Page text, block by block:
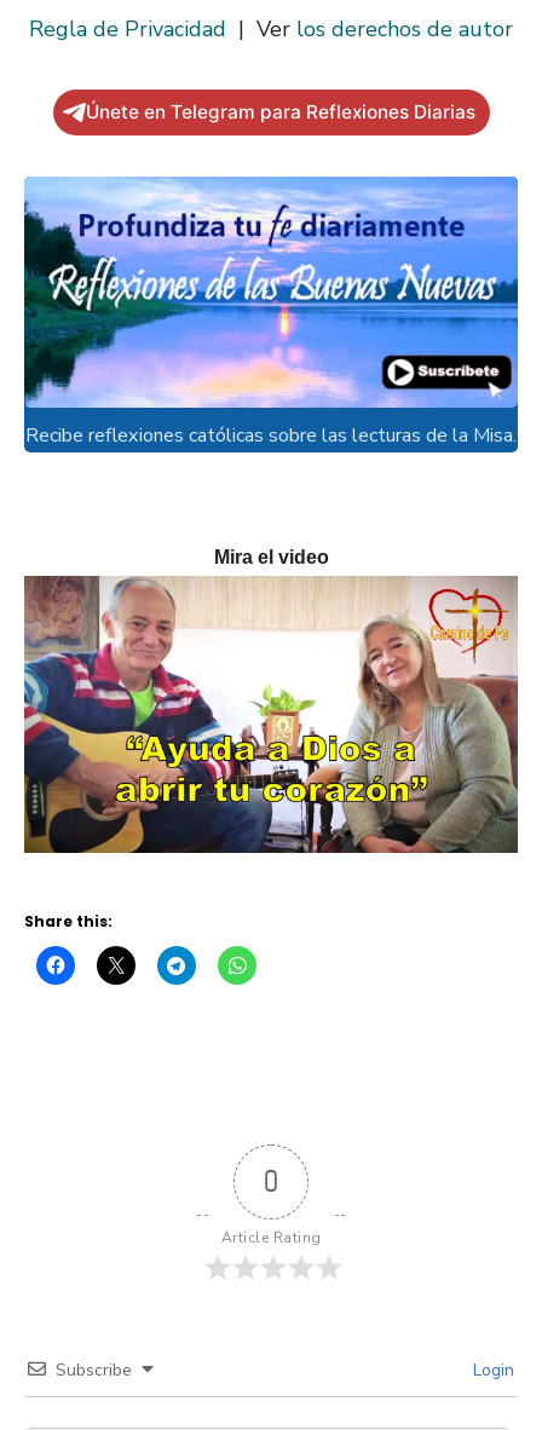
Regla de Privacidad | Ver los derechos de autor
Únete en Telegram para Reflexiones Diarias
Recibe reflexiones católicas sobre las lecturas de la Misa.
Mira el video
Share this:
0
Article Rating
Subscribe Login